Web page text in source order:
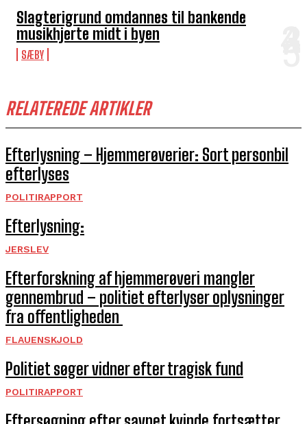
Slagterigrund omdannes til bankende
musikhjerte midt i byen
SÆBY
RELATEREDE ARTIKLER
Efterlysning – Hjemmerøverier: Sort personbil
efterlyses
POLITIRAPPORT
Efterlysning:
JERSLEV
Efterforskning af hjemmerøveri mangler
gennembrud – politiet efterlyser oplysninger
fra offentligheden
FLAUENSKJOLD
Politiet søger vidner efter tragisk fund
POLITIRAPPORT